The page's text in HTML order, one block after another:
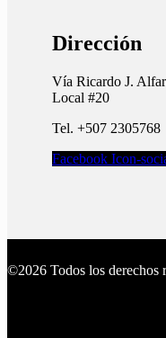
Dirección
Vía Ricardo J.
Local #20
Tel. +507 2305768
Facebook Icon-
©2026 Todos los derechos